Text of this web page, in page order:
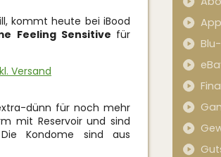
kommt heute bei iBood
Feeling Sensitive für
Versand
dünn für noch mehr
mit Reservoir und sind
Kondome sind aus